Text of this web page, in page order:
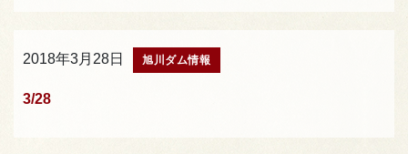
2018年3月28日 旭川ダム情報
3/28